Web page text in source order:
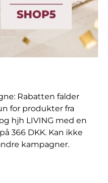
1 af 4film 2 af 4
Indlæs film 3 af 4
Indlæs film 4 af 4
Rabatten falder
for produkter fra
hjh LIVING med en
366 DKK. Kan ikke
kampagner.